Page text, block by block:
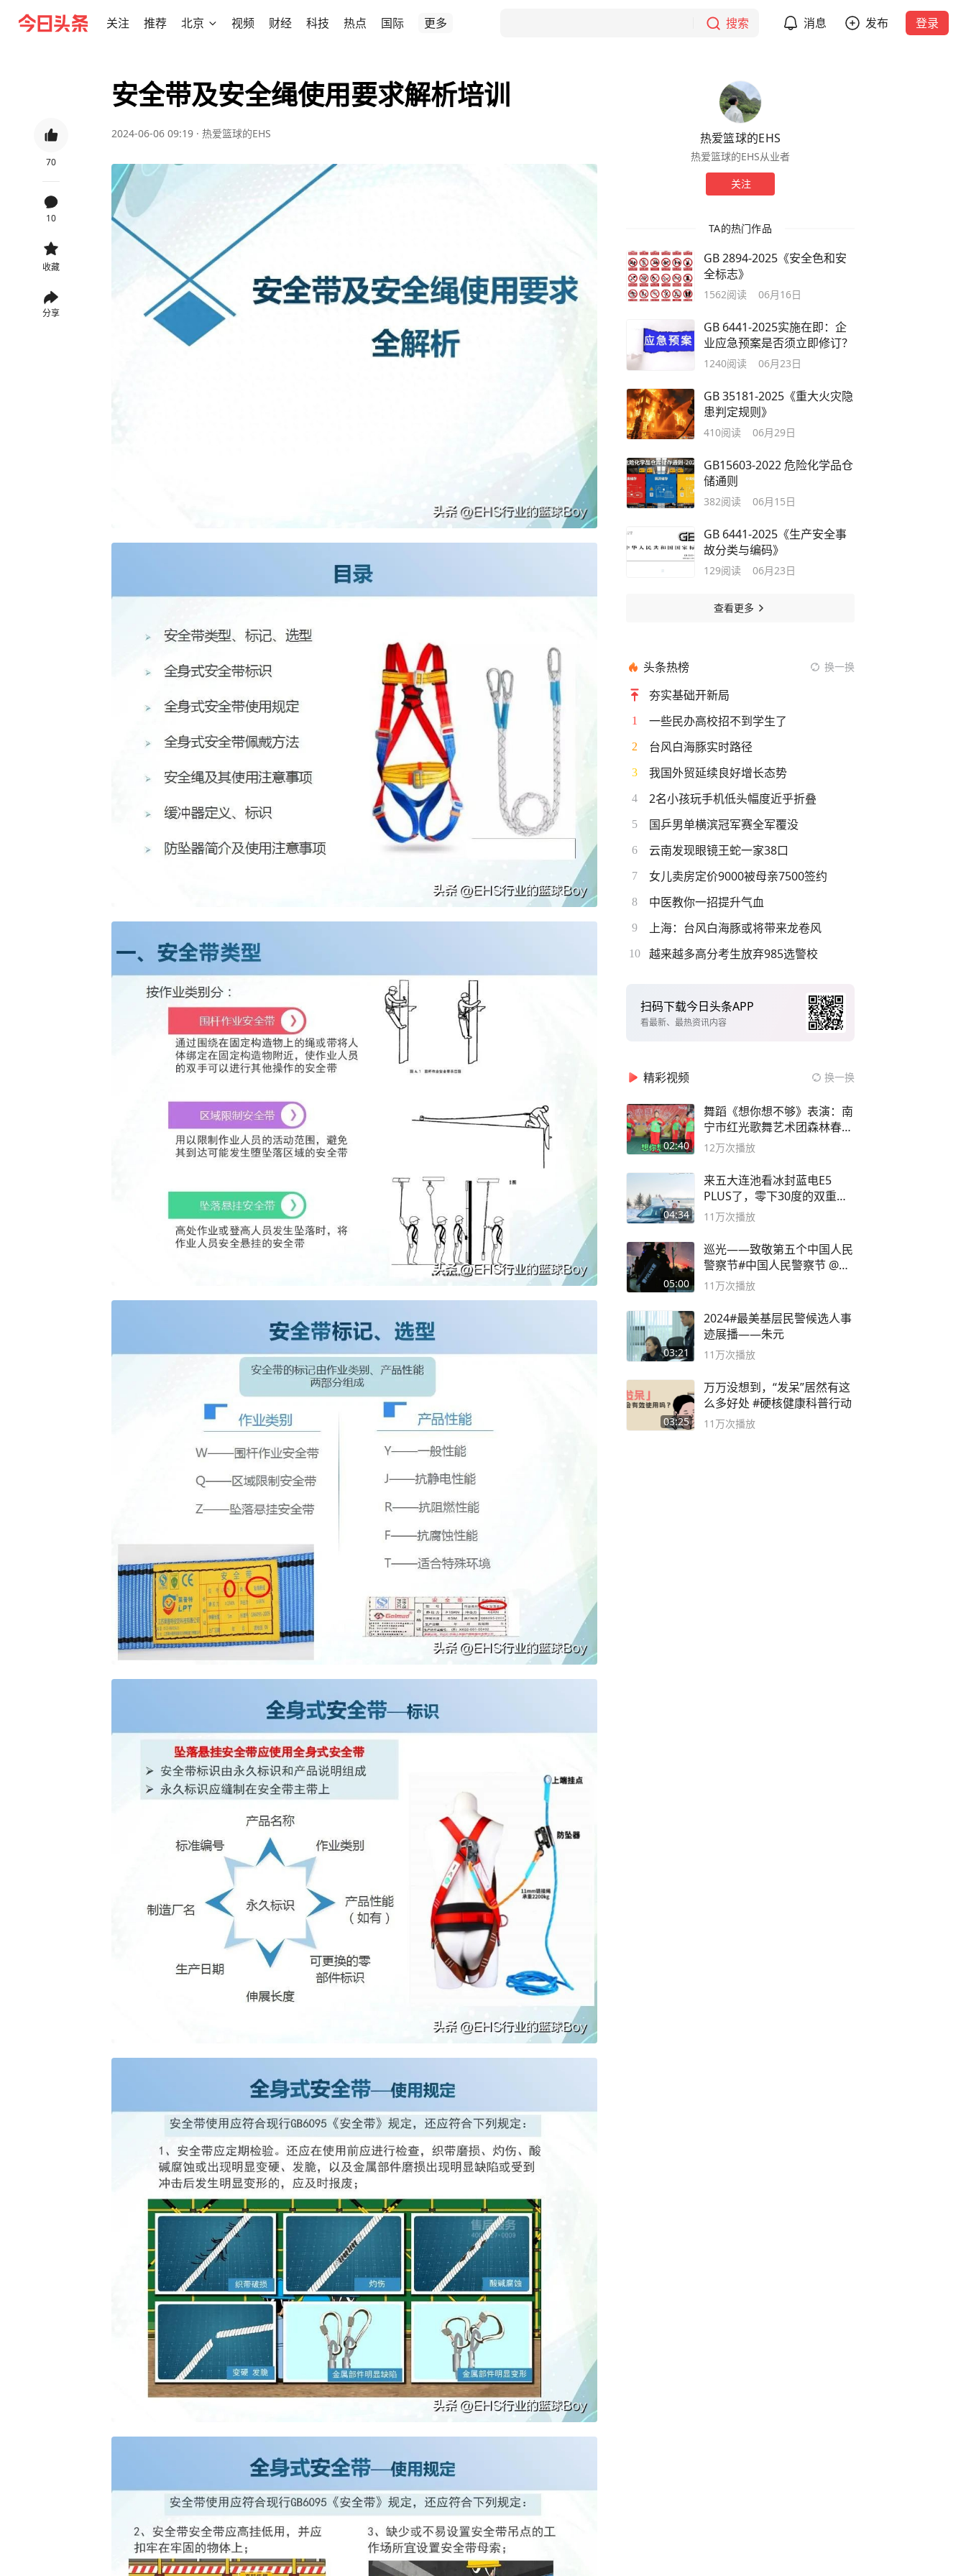
关注 推荐 北京 视频 财经 科技 热点 国际 更多 搜索 消息 发布 登录
70
10
收藏
分享
安全带及安全绳使用要求解析培训
2024-06-06 09:19 · 热爱篮球的EHS 热爱篮球的EHS
热爱篮球的EHS从业者
关注
TA的热门作品
GB 2894-2025《安全色和安
全标志》
1562阅读 06月16日
GB 6441-2025实施在即：企
业应急预案是否须立即修订？
1240阅读 06月23日
GB 35181-2025《重大火灾隐
患判定规则》
410阅读 06月29日
GB15603-2022 危险化学品仓
储通则
382阅读 06月15日
GB 6441-2025《生产安全事
故分类与编码》
129阅读 06月23日
查看更多
头条热榜 换一换
夯实基础开新局
1 一些民办高校招不到学生了
2 台风白海豚实时路径
3 我国外贸延续良好增长态势
4 2名小孩玩手机低头幅度近乎折叠
5 国乒男单横滨冠军赛全军覆没
6 云南发现眼镜王蛇一家38口
7 女儿卖房定价9000被母亲7500签约
8 中医教你一招提升气血
9 上海：台风白海豚或将带来龙卷风
10 越来越多高分考生放弃985选警校
扫码下载今日头条APP
看最新、最热资讯内容
精彩视频 换一换
02:40
舞蹈《想你想不够》表演：南
宁市红光歌舞艺术团森林春红
舞蹈队。
12万次播放
04:34
来五大连池看冰封蓝电E5
PLUS了，零下30度的双重冰
封40小时全录
11万次播放
05:00
巡光——致敬第五个中国人民
警察节#中国人民警察节 @抖
音小助手
11万次播放
03:21
2024#最美基层民警候选人事
迹展播——朱元
11万次播放
03:25
万万没想到，“发呆”居然有这
么多好处 #硬核健康科普行动
11万次播放